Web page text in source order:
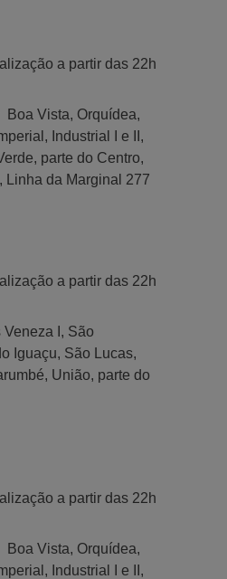
a partir das 22h
Boa Vista, Orquídea,
Industrial I e II,
parte do Centro,
Linha da Marginal 277
a partir das 22h
Veneza I, São
Iguaçu, São Lucas,
União, parte do
a partir das 22h
Boa Vista, Orquídea,
Industrial I e II,